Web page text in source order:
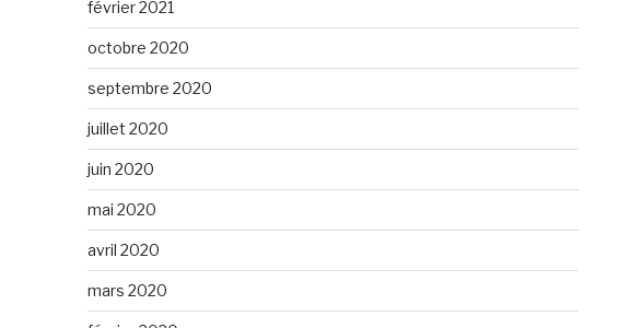
février 2021
octobre 2020
septembre 2020
juillet 2020
juin 2020
mai 2020
avril 2020
mars 2020